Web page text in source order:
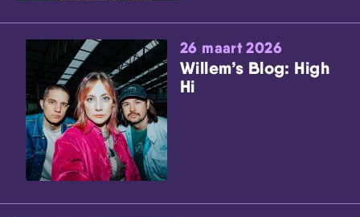
26 maart 2026
Willem’s Blog: High
Hi